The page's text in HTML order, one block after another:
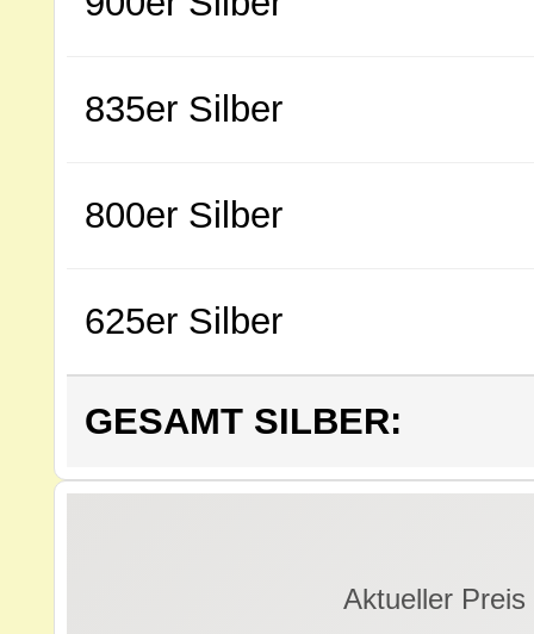
835er Silber
800er Silber
625er Silber
GESAMT SILBER:
Aktueller